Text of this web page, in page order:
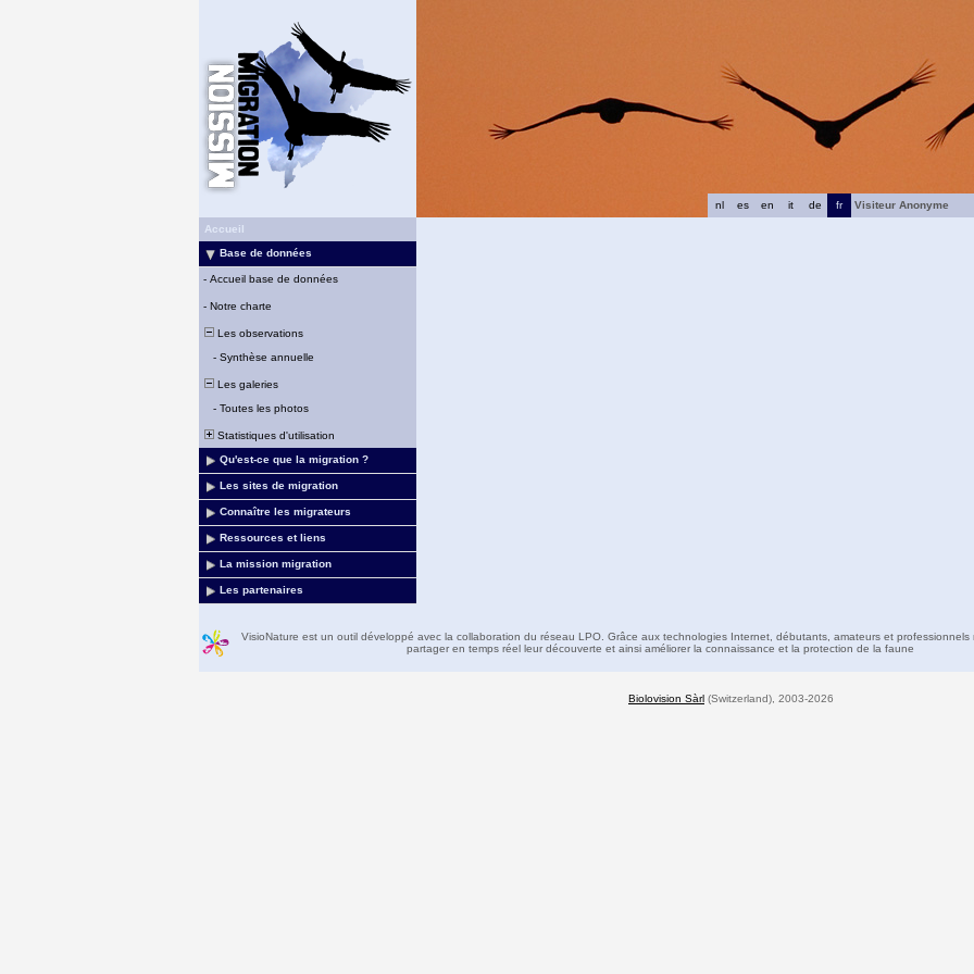
fr
de
it
en
es
nl
Visiteur Anonyme
Accueil
Base de données
- Accueil base de données
- Notre charte
Les observations
- Synthèse annuelle
Les galeries
- Toutes les photos
Statistiques d'utilisation
Qu'est-ce que la migration ?
Les sites de migration
Connaître les migrateurs
Ressources et liens
La mission migration
Les partenaires
VisioNature est un outil développé avec la collaboration du réseau LPO. Grâce aux technologies Internet, débutants, amateurs et professionnels
partager en temps réel leur découverte et ainsi améliorer la connaissance et la protection de la faune
Biolovision Sàrl (Switzerland), 2003-2026